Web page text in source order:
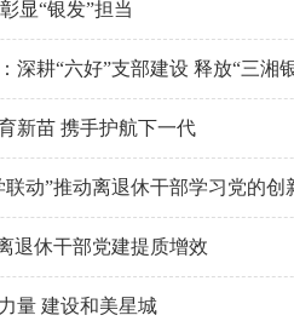
显“银发”担当
深耕“六好”支部建设 释放“三湘
新苗 携手护航下一代
动”推动离退休干部学习党的创
退休干部党建提质增效
量 建设和美星城